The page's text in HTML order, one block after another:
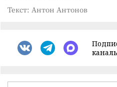
Текст: Антон Антонов